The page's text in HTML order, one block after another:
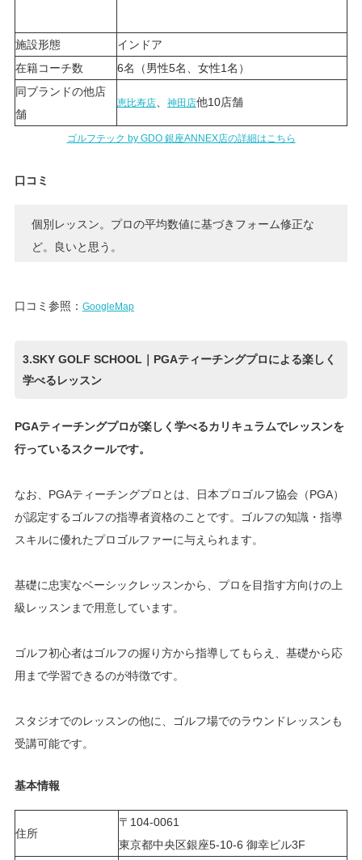
施設形態
インドア
在籍コーチ数
6名（男性5名、女性1名）
同ブランドの他店
舗
恵比寿店、 神田店他10店舗
ゴルフテック by GDO 銀座ANNEX店の詳細はこちら
口コミ
個別レッスン。プロの平均数値に基づきフォーム修正な
ど。良いと思う。
口コミ参照： GoogleMap
3.SKY GOLF SCHOOL｜PGAティーチングプロによる楽しく
学べるレッスン
PGAティーチングプロが楽しく学べるカリキュラムでレッスンを
行っているスクールです。
なお、PGAティーチングプロとは、日本プロゴルフ協会（PGA）
が認定するゴルフの指導者資格のことです。ゴルフの知識・指導
スキルに優れたプロゴルファーに与えられます。
基礎に忠実なベーシックレッスンから、プロを目指す方向けの上
級レッスンまで用意しています。
ゴルフ初心者はゴルフの握り方から指導してもらえ、基礎から応
用まで学習できるのが特徴です。
スタジオでのレッスンの他に、ゴルフ場でのラウンドレッスンも
受講可能です。
基本情報
住所
〒104-0061
東京都中央区銀座5-10-6 御幸ビル3F